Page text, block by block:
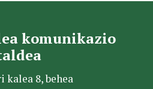
komunikazio
kalea 8, behea